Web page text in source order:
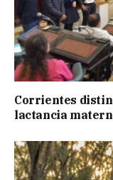
Corrientes
lactancia